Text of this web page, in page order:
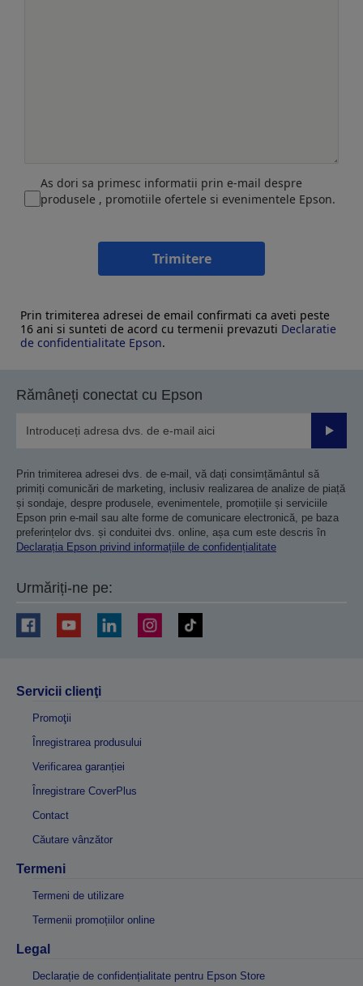
As dori sa primesc informatii prin e-mail despre
produsele , promotiile ofertele si evenimentele Epson.
Trimitere
Prin trimiterea adresei de email confirmati ca aveti peste
16 ani si sunteti de acord cu termenii prevazuti Declaratie
de confidentialitate Epson.
Rămâneți conectat cu Epson
Prin trimiterea adresei dvs. de e-mail, vă dați consimțământul să
primiți comunicări de marketing, inclusiv realizarea de analize de piață
și sondaje, despre produsele, evenimentele, promoțiile și serviciile
Epson prin e-mail sau alte forme de comunicare electronică, pe baza
preferințelor dvs. și conduitei dvs. online, așa cum este descris în
Declarația Epson privind informațiile de confidențialitate
Urmăriți-ne pe:
Servicii clienţi
Promoţii
Înregistrarea produsului
Verificarea garanției
Înregistrare CoverPlus
Contact
Căutare vânzător
Termeni
Termeni de utilizare
Termenii promoțiilor online
Legal
Declarație de confidențialitate pentru Epson Store